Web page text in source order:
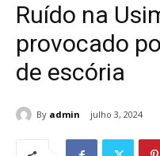
Ruído na
provocado
de escória
By admin julho 3, 2024